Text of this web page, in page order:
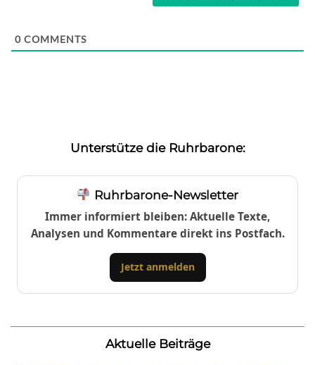
0 COMMENTS
Unterstütze die Ruhrbarone:
Ruhrbarone-Newsletter
Immer informiert bleiben: Aktuelle Texte,
Analysen und Kommentare direkt ins Postfach.
Jetzt anmelden
Aktuelle Beiträge